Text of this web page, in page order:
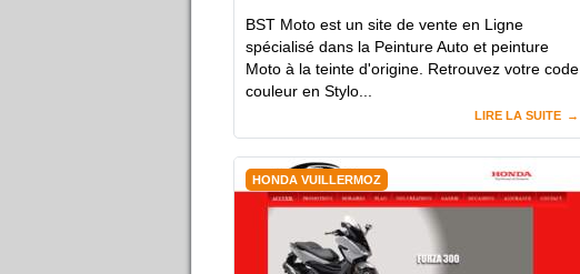
BST Moto est un site de vente en Ligne
spécialisé dans la Peinture Auto et peinture
Moto à la teinte d'origine. Retrouvez votre code
couleur en Stylo...
LIRE LA SUITE
HONDA VUILLERMOZ